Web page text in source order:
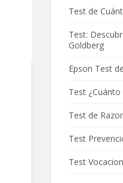
Test de
Test:
Goldberg
Epson Test
Test
Test de
Test
Test